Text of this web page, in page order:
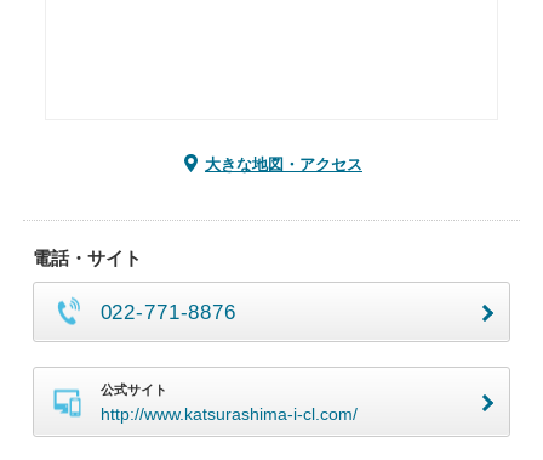
大きな地図・アクセス
電話・サイト
022-771-8876
公式サイト
http://www.katsurashima-i-cl.com/